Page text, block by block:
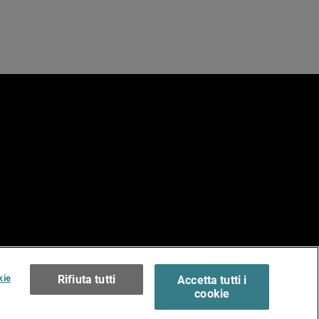
of Use >Rifiuta tutti
Accetta tutti i
cookie